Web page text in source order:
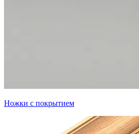
Ножки с покрытием